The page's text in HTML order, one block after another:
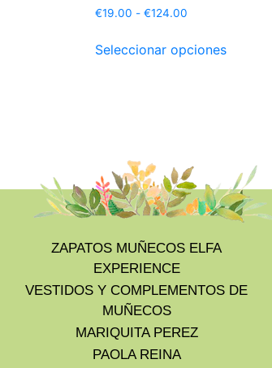
€19.00 - €124.00
Seleccionar opciones
ZAPATOS MUÑECOS ELFA
EXPERIENCE
VESTIDOS Y COMPLEMENTOS DE
MUÑECOS
MARIQUITA PEREZ
PAOLA REINA